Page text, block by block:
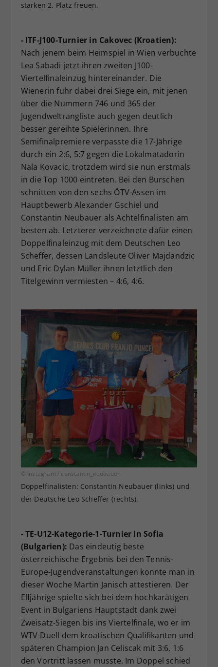
starken 2. Platz freuen.
- ITF-J100-Turnier in Cakovec (Kroatien):
Nach jenem beim Heimspiel in Wien verbuchte
Lea Sabadi jetzt ihren zweiten J100-
Viertelfinaleinzug hintereinander. Die
Wienerin fuhr dabei drei Siege ein, mit jenen
über die Nummern 746 und 365 der
Jugendweltrangliste auch gegen deutlich
besser gereihte Spielerinnen. Ihre
Semifinalpremiere verpasste die 17-Jährige
durch ein 2:6, 5:7 gegen die Lokalmatadorin
Nala Kovacic, trotzdem wird sie nun erstmals
in die Top 1000 eintreten. Bei den Burschen
schnitten von den sechs ÖTV-Assen im
Hauptbewerb Alexander Gschiel und
Constantin Neubauer als Achtelfinalisten am
besten ab. Letzterer verzeichnete dafür einen
Doppelfinaleinzug mit dem Deutschen Leo
Scheffer, dessen Landsleute Oliver Majdandzic
und Eric Dylan Müller ihnen letztlich den
Titelgewinn vermiesten – 4:6, 4:6.
© Instagram / constantin_neubauer
Doppelfinalisten: Constantin Neubauer (links) und
der Deutsche Leo Scheffer (rechts).
- TE-U12-Kategorie-1-Turnier in Sofia
(Bulgarien): Das eindeutig beste
österreichische Ergebnis bei den Tennis-
Europe-Jugendveranstaltungen konnte man in
dieser Woche Martin Janisch attestieren. Der
Elfjährige spielte sich bei dem hochkarätigen
Event in Bulgariens Hauptstadt dank zwei
Zweisatz-Siegen bis ins Viertelfinale, wo er im
WTV-Duell dem kroatischen Qualifikanten und
späteren Champion Jan Celiscak mit 3:6, 1:6
den Vortritt lassen musste. Im Doppel schied